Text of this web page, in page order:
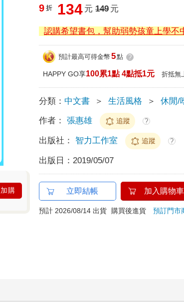
加購
9 折 134 元 149元
認購希望書包，幫助弱勢孩童上學不
預計最高可得金幣 5點 ?
HAPPY GO享100累1點 4點抵1元 折抵無
分類： 中文書 ＞ 生活風格 ＞ 休閒/
作者： 張惠雄 追蹤 ?
出版社： 智力工作室 追蹤 ?
出版日： 2019/05/07
立即結帳 加入購物車
預計 2026/08/14 出貨 購買後進貨預訂門市